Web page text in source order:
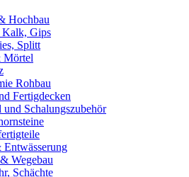
Hochbau
Kalk, Gips
Splitt
Mörtel
Rohbau
Fertigdecken
und Schalungszubehör
Wegebau
Schächte